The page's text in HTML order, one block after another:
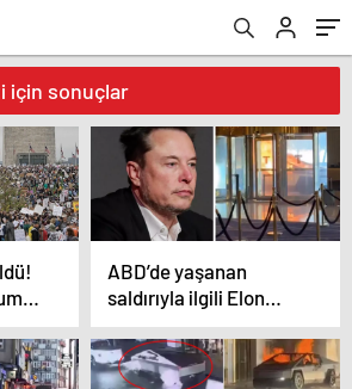
için sonuçlar
ABD’de yaşanan
saldırıyla ilgili Elon
Musk’tan olay iddia